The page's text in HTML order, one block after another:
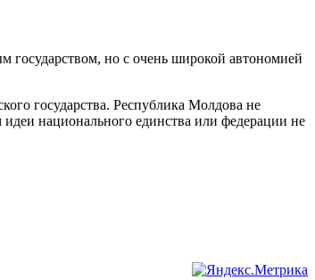
государством, но с очень широкой автономией
государства. Республика Молдова не
национального единства или федерации не